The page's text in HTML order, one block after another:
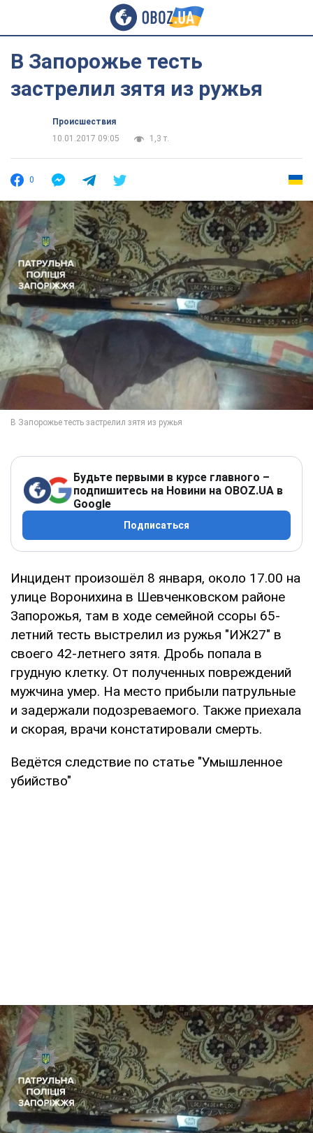
В Запорожье тесть
застрелил зятя из ружья
Происшествия
10.01.2017 09:05
1,3 т.
0
Будьте первыми в курсе главного –
подпишитесь на Новини на OBOZ.UA в
Google
Подписаться
Инцидент произошёл 8 января, около 17.00 на
улице Воронихина в Шевченковском районе
Запорожья, там в ходе семейной ссоры 65-
летний тесть выстрелил из ружья "ИЖ27" в
своего 42-летнего зятя. Дробь попала в
грудную клетку. От полученных повреждений
мужчина умер. На место прибыли патрульные
и задержали подозреваемого. Также приехала
и скорая, врачи констатировали смерть.
Ведётся следствие по статье "Умышленное
убийство"